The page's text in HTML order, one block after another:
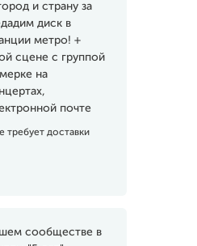
и страну за
диск в
метро! +
сцене с группой
на
почте
требует доставки
сообществе в